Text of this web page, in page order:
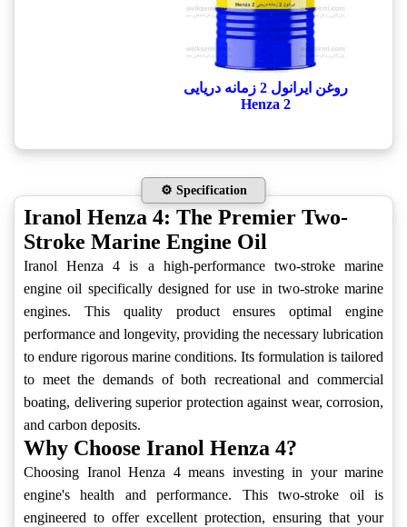
روغن ایرانول 2 زمانه دریایی
Henza 2
⚙️ Specification
Iranol Henza 4: The Premier Two-
Stroke Marine Engine Oil
Iranol Henza 4 is a high-performance two-stroke marine
engine oil specifically designed for use in two-stroke marine
engines. This quality product ensures optimal engine
performance and longevity, providing the necessary lubrication
to endure rigorous marine conditions. Its formulation is tailored
to meet the demands of both recreational and commercial
boating, delivering superior protection against wear, corrosion,
and carbon deposits.
Why Choose Iranol Henza 4?
Choosing Iranol Henza 4 means investing in your marine
engine's health and performance. This two-stroke oil is
engineered to offer excellent protection, ensuring that your